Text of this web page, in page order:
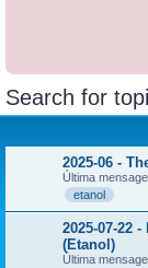
Search for
2025-06 -
Última
etanol
2025-07-22
(Etanol)
Última